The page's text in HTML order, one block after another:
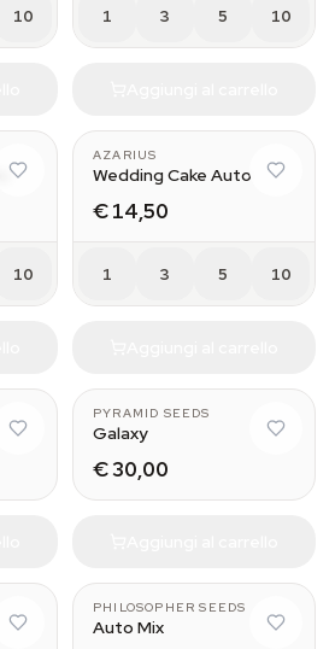
10 1 3 5 10
10
AZARIUS
Wedding Cake Auto
€ 14,50
1 3 5 10
PYRAMID SEEDS
Galaxy
€ 30,00
PHILOSOPHER SEEDS
Auto Mix